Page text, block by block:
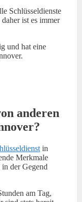
Schlüsseldienste
ist es immer
und hat eine
anderen
in
Merkmale
der Gegend
am Tag,